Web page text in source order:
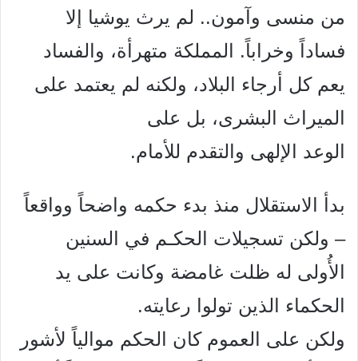
من منسى وآمون.. لم يرث يوشيا إلا
فساداً وخراباً. المملكة متهرأة، والفساد
يعم كل أرجاء البلاد، ولكنه لم يعتمد على
الميراث البشرى، بل على
الوعد الإلهى والتقدم للأمام.
بدأ الاستقلال منذ بدء حكمه واضحاً وواقعاً
– ولكن تسجيلات الحكـم في السنين
الأُولى له ظلت غامضة وكانت على يد
الحكماء الذين تولوا رعايته.
ولكن على العموم كان الحكم موالياً لأشور